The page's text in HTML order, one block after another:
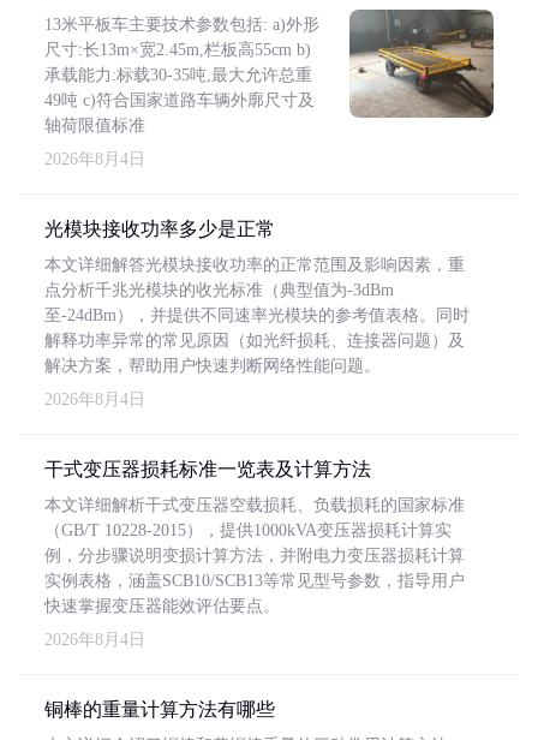
13米平板车主要技术参数包括: a)外形
尺寸:长13m×宽2.45m,栏板高55cm b)
承载能力:标载30-35吨,最大允许总重
49吨 c)符合国家道路车辆外廓尺寸及
轴荷限值标准
2026年8月4日
光模块接收功率多少是正常
本文详细解答光模块接收功率的正常范围及影响因素，重
点分析千兆光模块的收光标准（典型值为-3dBm
至-24dBm），并提供不同速率光模块的参考值表格。同时
解释功率异常的常见原因（如光纤损耗、连接器问题）及
解决方案，帮助用户快速判断网络性能问题。
2026年8月4日
干式变压器损耗标准一览表及计算方法
本文详细解析干式变压器空载损耗、负载损耗的国家标准
（GB/T 10228-2015），提供1000kVA变压器损耗计算实
例，分步骤说明变损计算方法，并附电力变压器损耗计算
实例表格，涵盖SCB10/SCB13等常见型号参数，指导用户
快速掌握变压器能效评估要点。
2026年8月4日
铜棒的重量计算方法有哪些